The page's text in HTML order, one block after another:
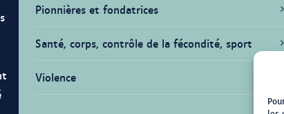
Pionnières et fondatrices
Santé, corps, contrôle de la fécondité, sport
Violence